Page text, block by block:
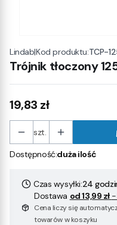
Lindab|Kod produktu:TCP-
Trójnik tłoczony
Cena
19,83 zł
szt.
Dostępność:duża ilość
Czas wysyłki:24
Dostawa od 13,99 zł -
Cena liczy się
towarów w koszyku